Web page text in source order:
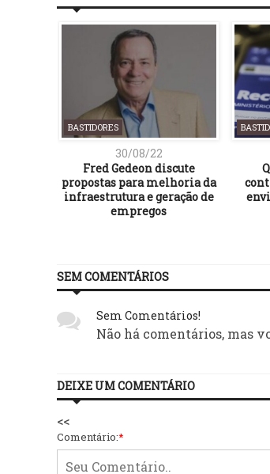
BASTIDORES
30/08/22
Fred Gedeon discute
propostas para melhoria da
infraestrutura e geração de
empregos
SEM COMENTÁRIOS
Sem Comentários!
Não há comentários, mas
DEIXE UM COMENTÁRIO
<<
Comentário:*